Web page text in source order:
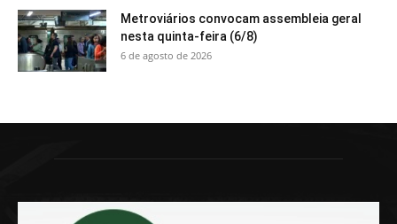
Metroviários convocam assembleia geral
nesta quinta-feira (6/8)
6 de agosto de 2026